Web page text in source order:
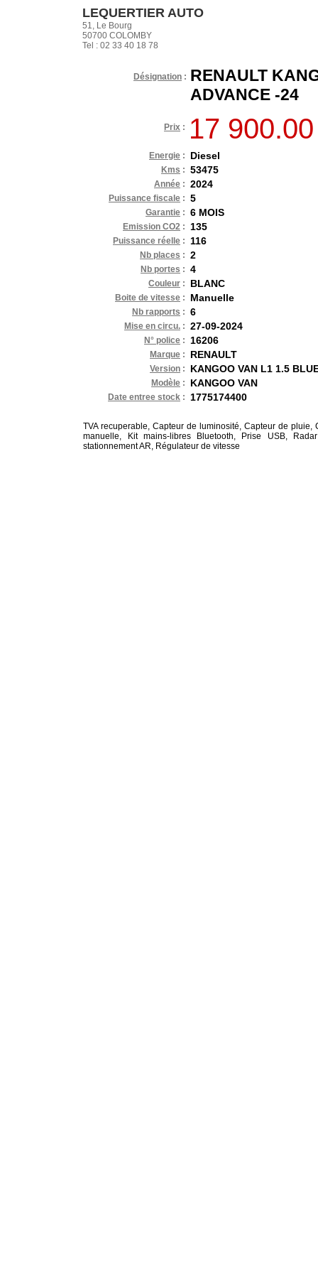
LEQUERTIER AUTO
51, Le Bourg
50700 COLOMBY
Tel : 02 33 40 18 78
Désignation : RENAULT
ADVANCE -24
Prix : 17
Energie : Diesel
Kms : 53475
Année : 2024
Puissance fiscale : 5
Garantie : 6 MOIS
Emission CO2 : 135
Puissance réelle : 116
Nb places : 2
Nb portes : 4
Couleur : BLANC
Boite de vitesse : Manuelle
Nb rapports : 6
Mise en circu. : 27-09-2024
N° police : 16206
Marque : RENAULT
Version : KANGOO VAN L1 1.5
Modèle : KANGOO VAN
Date entree stock : 1775174400
TVA recuperable, Capteur de luminosité, Capteur de pluie,
manuelle, Kit mains-libres Bluetooth, Prise USB,
stationnement AR, Régulateur de vitesse